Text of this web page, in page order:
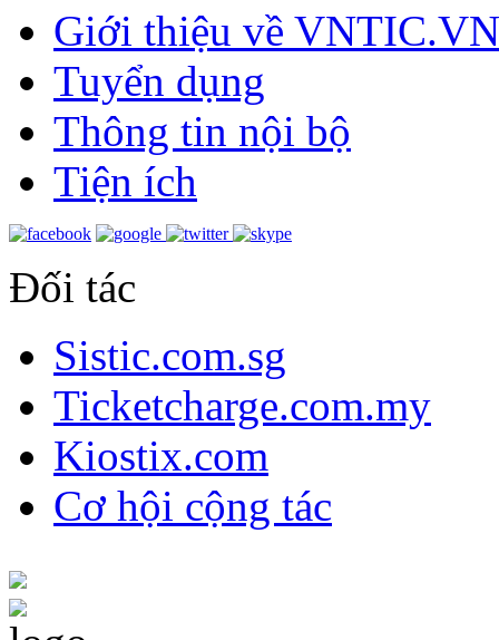
Giới thiệu về VNTIC.VN
Tuyển dụng
Thông tin nội bộ
Tiện ích
Đối tác
Sistic.com.sg
Ticketcharge.com.my
Kiostix.com
Cơ hội cộng tác